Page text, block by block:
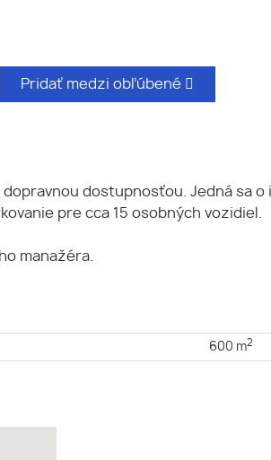
Pridať medzi obľúbené
dostupnosťou. Jedná
pre cca 15 osobných vozidiel.
manažéra.
600 m2